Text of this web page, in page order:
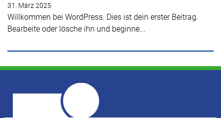
31. März 2025
Willkommen bei WordPress. Dies ist dein erster Beitrag.
Bearbeite oder lösche ihn und beginne...